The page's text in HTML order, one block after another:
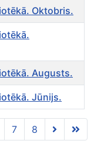
Oktobris.
Augusts.
Jūnijs.
2 lapa no 8
7 8